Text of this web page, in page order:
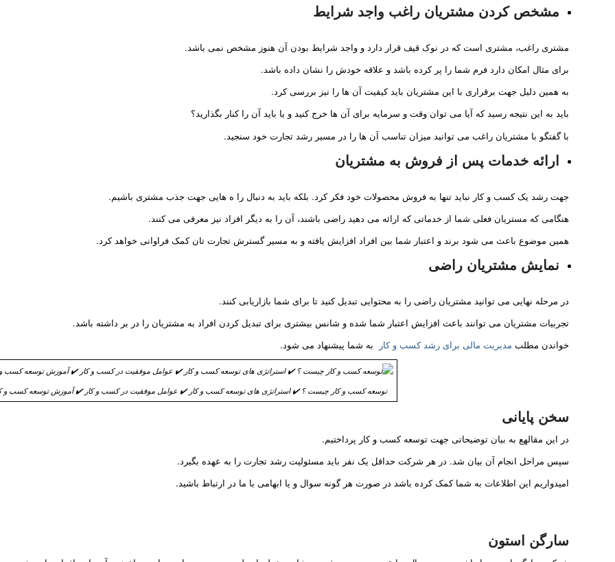
مشخص کردن مشتریان راغب واجد شرایط
مشتری راغب، مشتری است که در نوک قیف قرار دارد و واجد شرایط بودن آن هنوز مشخص نمی باشد.
برای مثال امکان دارد فرم شما را پر کرده باشد و علاقه خودش را نشان داده باشد.
به همین دلیل جهت برقراری با این مشتریان باید کیفیت آن ها را نیز بررسی کرد.
باید به این نتیجه رسید که آیا می توان وقت و سرمایه برای آن ها خرج کنید و یا باید آن را کنار بگذارید؟
با گفتگو با مشتریان راغب می توانید میزان تناسب آن ها را در مسیر رشد تجارت خود سنجید.
ارائه خدمات پس از فروش به مشتریان
جهت رشد یک کسب و کار نباید تنها به فروش محصولات خود فکر کرد. بلکه باید به دنبال را ه هایی جهت جذب مشتری باشیم.
هنگامی که مستریان فعلی شما از خدماتی که ارائه می دهید راضی باشند، آن را به دیگر افراد نیز معرفی می کنند.
همین موضوع باعث می شود برند و اعتبار شما بین افراد افزایش یافته و به مسیر گسترش تجارت تان کمک فراوانی خواهد کرد.
نمایش مشتریان راضی
در مرحله نهایی می توانید مشتریان راضی را به محتوایی تبدیل کنید تا برای شما بازاریابی کنند.
تجربیات مشتریان می توانند باعث افزایش اعتبار شما شده و شانس بیشتری برای تبدیل کردن افراد به مشتریان را در بر داشته باشد.
خواندن مطلب مدیریت مالی برای رشد کسب و کار به شما پیشنهاد می شود.
توسعه کسب و کار چیست ؟ ✔️ استراتژی های توسعه کسب و کار ✔️ عوامل موفقیت در کسب و کار ✔️ آموزش توسعه کسب و
سخن پایانی
در این مقالهع به بیان توضیحاتی جهت توسعه کسب و کار پرداختیم.
سپس مراحل انجام آن بیان شد. در هر شرکت حداقل یک نفر باید مسئولیت رشد تجارت را به عهده بگیرد.
امیدواریم این اطلاعات به شما کمک کرده باشد در صورت هر گونه سوال و یا ابهامی با ما در ارتباط باشید.
سارگن استون